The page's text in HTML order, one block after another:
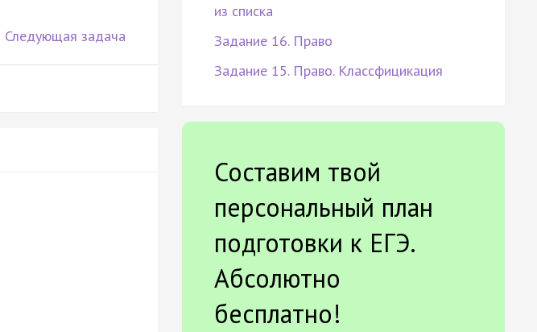
Следующая задача
из списка
Задание 16. Право
Задание 15. Право. Классфицикация
Составим твой
персональный план
подготовки к ЕГЭ.
Абсолютно
бесплатно!